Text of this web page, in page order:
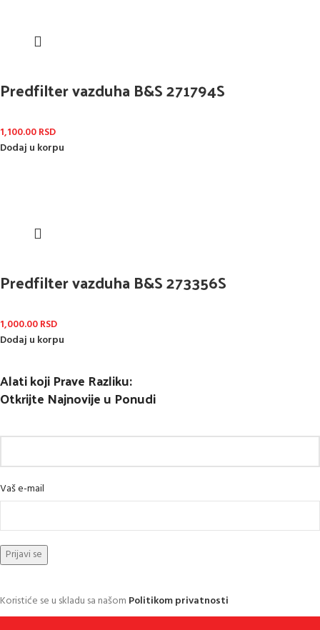
Predfilter vazduha B&S 271794S
1,100.00RSD
Dodaj u korpu
Predfilter vazduha B&S 273356S
1,000.00RSD
Dodaj u korpu
Alati koji Prave Razliku:
Otkrijte Najnovije u Ponudi
Vaš e-mail
Koristiće se u skladu sa našom Politikom privatnosti